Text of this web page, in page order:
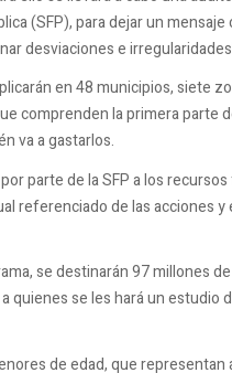
(SFP), para dejar un
desviaciones e
en 48 municipios, siete
comprenden la primera parte
va a gastarlos.
parte de la SFP a los
referenciado de las acciones y
se destinarán 97 millones
quienes se les hará un estudio
de edad, que